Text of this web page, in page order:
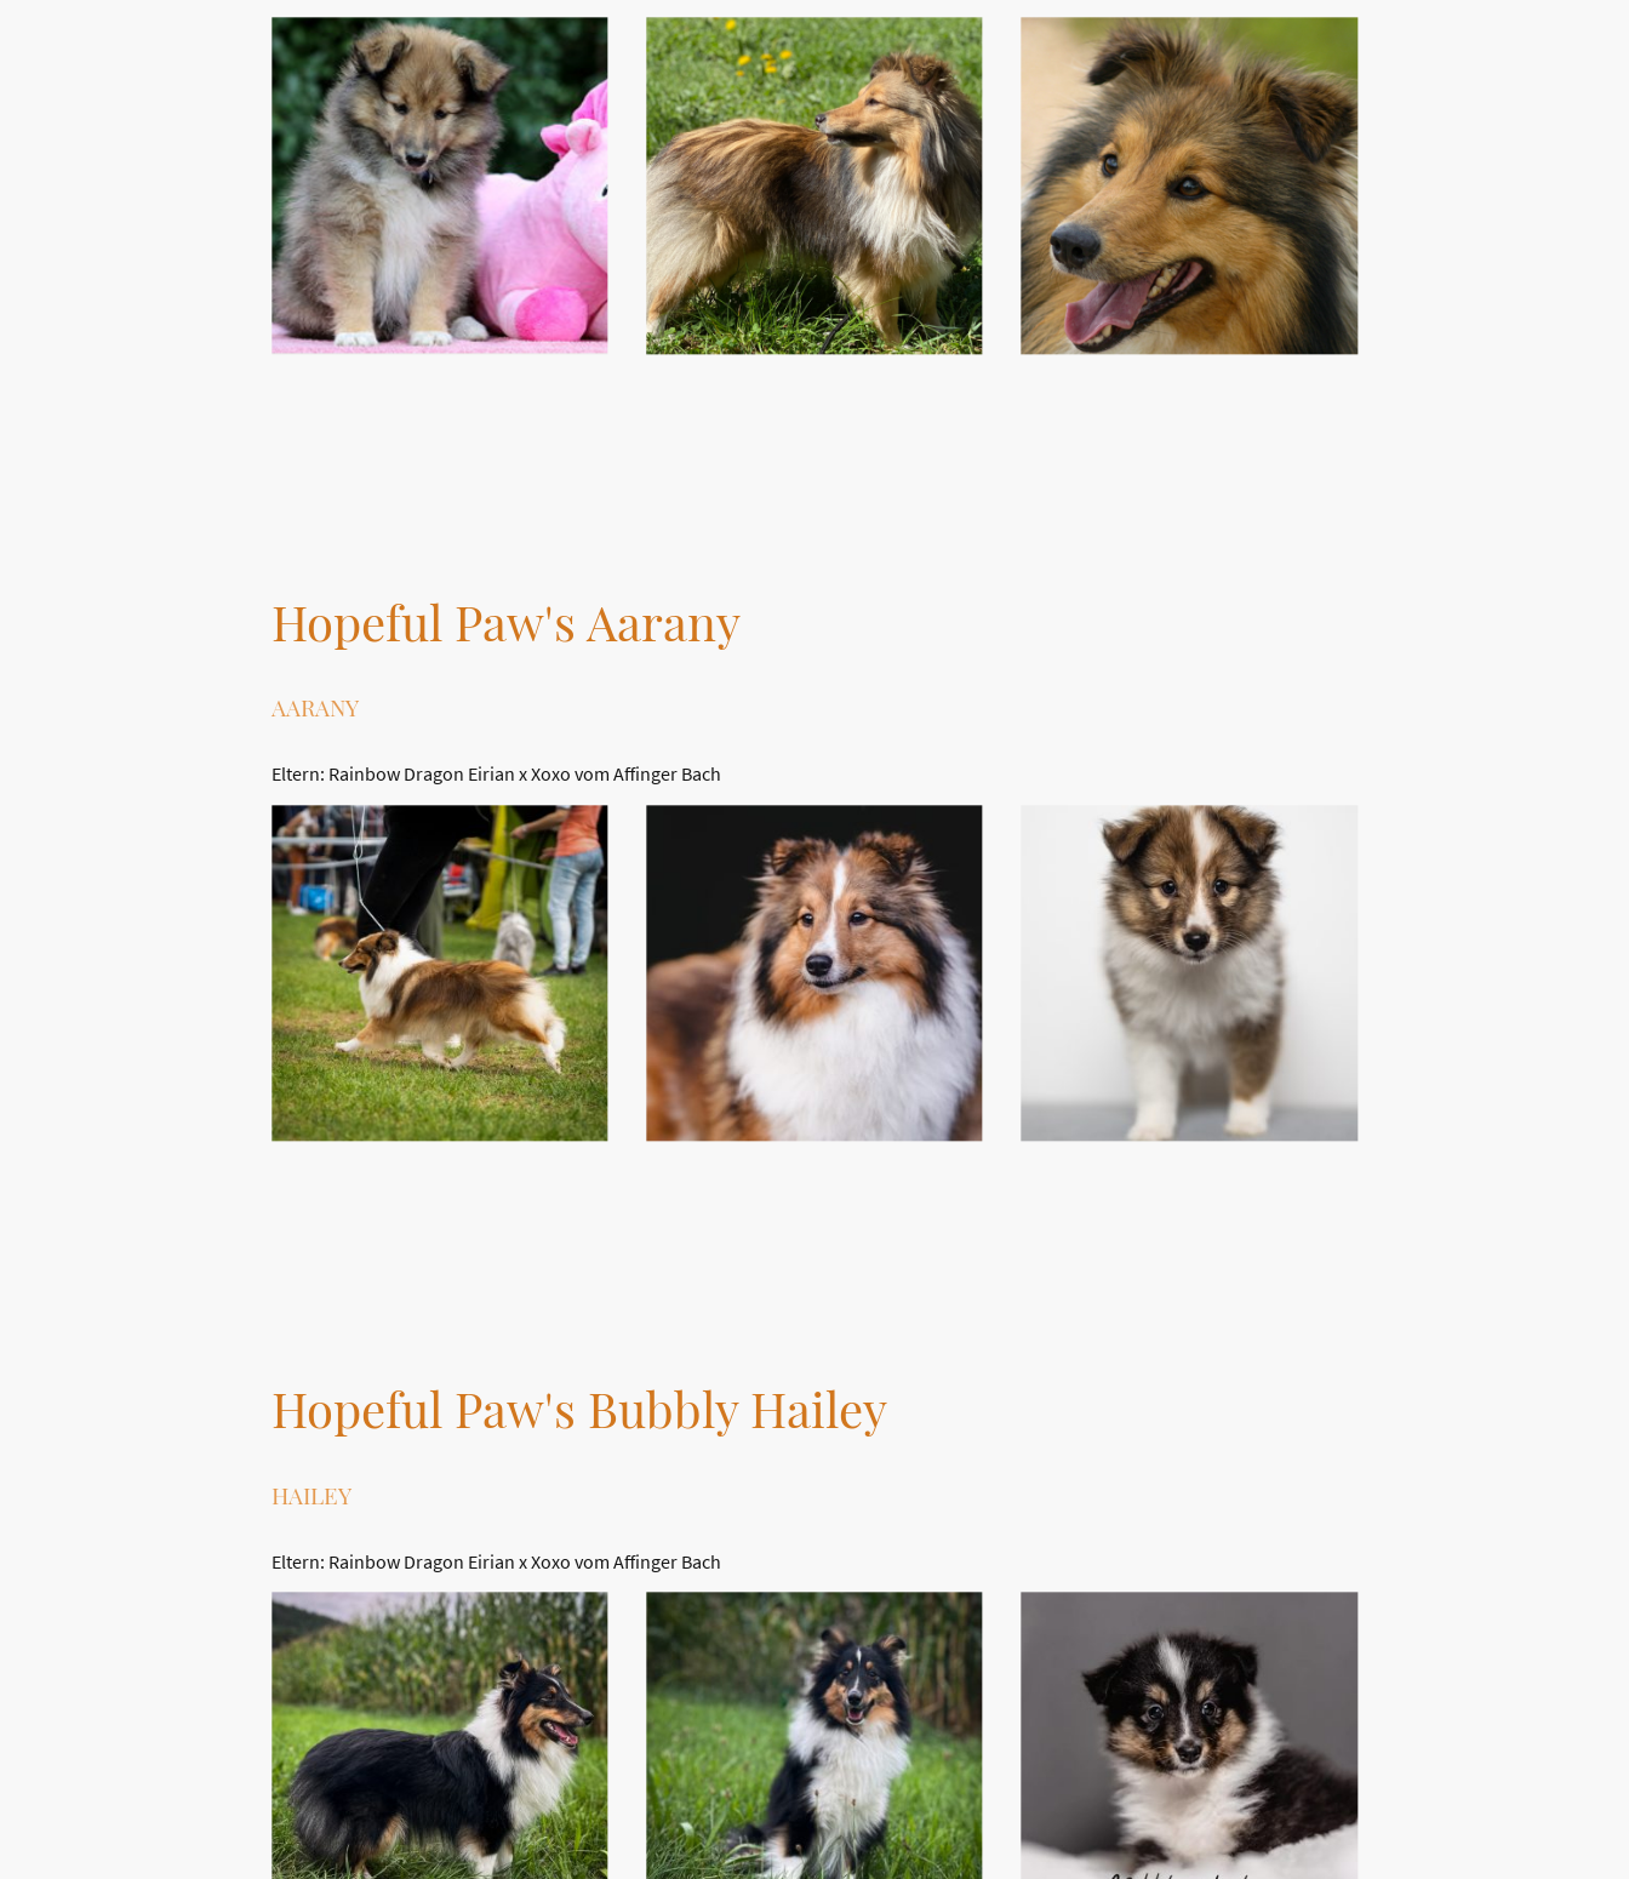
Hopeful Paw's Aarany
AARANY
Eltern: Rainbow Dragon Eirian x Xoxo vom Affinger Bach
Hopeful Paw's Bubbly Hailey
HAILEY
Eltern: Rainbow Dragon Eirian x Xoxo vom Affinger Bach